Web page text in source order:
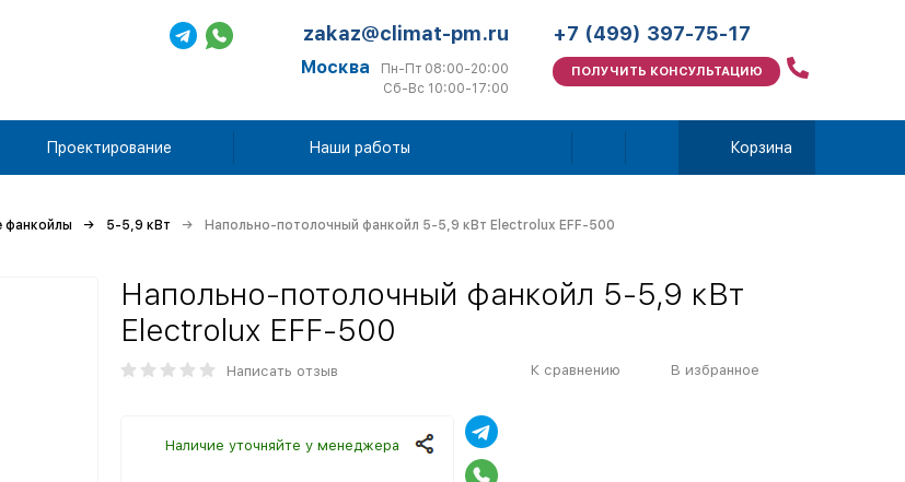
zakaz@climat-pm.ru
Москва
Пн-Пт 08:00-20:00
Сб-Вс 10:00-17:00
+7 (499) 397-75-17
ПОЛУЧИТЬ КОНСУЛЬТАЦИЮ
Проектирование Наши работы Корзина
фанкойлы 5-5,9 кВт Напольно-потолочный фанкойл 5-5,9 кВт Electrolux EFF-500
Напольно-потолочный фанкойл 5-5,9 кВт
Electrolux EFF-500
Написать отзыв К сравнению В избранное
Наличие уточняйте у менеджера